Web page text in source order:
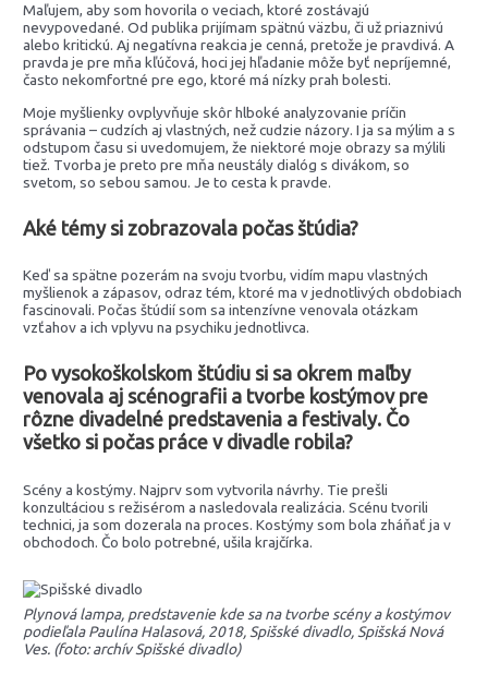
Maľujem, aby som hovorila o veciach, ktoré zostávajú
nevypovedané. Od publika prijímam spätnú väzbu, či už priaznivú
alebo kritickú. Aj negatívna reakcia je cenná, pretože je pravdivá. A
pravda je pre mňa kľúčová, hoci jej hľadanie môže byť nepríjemné,
často nekomfortné pre ego, ktoré má nízky prah bolesti.
Moje myšlienky ovplyvňuje skôr hlboké analyzovanie príčin
správania – cudzích aj vlastných, než cudzie názory. I ja sa mýlim a s
odstupom času si uvedomujem, že niektoré moje obrazy sa mýlili
tiež. Tvorba je preto pre mňa neustály dialóg s divákom, so
svetom, so sebou samou. Je to cesta k pravde.
Aké témy si zobrazovala počas štúdia?
Keď sa spätne pozerám na svoju tvorbu, vidím mapu vlastných
myšlienok a zápasov, odraz tém, ktoré ma v jednotlivých obdobiach
fascinovali. Počas štúdií som sa intenzívne venovala otázkam
vzťahov a ich vplyvu na psychiku jednotlivca.
Po vysokoškolskom štúdiu si sa okrem maľby
venovala aj scénografii a tvorbe kostýmov pre
rôzne divadelné predstavenia a festivaly. Čo
všetko si počas práce v divadle robila?
Scény a kostýmy. Najprv som vytvorila návrhy. Tie prešli
konzultáciou s režisérom a nasledovala realizácia. Scénu tvorili
technici, ja som dozerala na proces. Kostýmy som bola zháňať ja v
obchodoch. Čo bolo potrebné, ušila krajčírka.
Plynová lampa, predstavenie kde sa na tvorbe scény a kostýmov
podieľala Paulína Halasová, 2018, Spišské divadlo, Spišská Nová
Ves. (foto: archív Spišské divadlo)